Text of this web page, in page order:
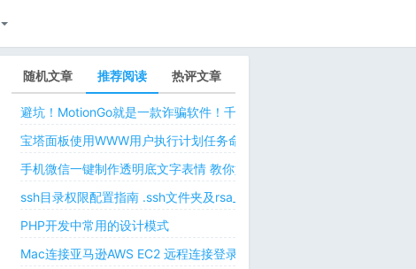
随机文章 推荐阅读 热评文章
避坑！MotionGo就是一款诈骗软件！千万不要用ChatPPT，浪费时间！
宝塔面板使用WWW用户执行计划任务命令 解决laravel日志权限问题 宝
手机微信一键制作透明底文字表情 教你如何让微信表情包背景为透明
ssh目录权限配置指南 .ssh文件夹及rsa_id.pub等文件正确权限规则
PHP开发中常用的设计模式
Mac连接亚马逊AWS EC2 远程连接登录不上去 有pem私钥文件依然要